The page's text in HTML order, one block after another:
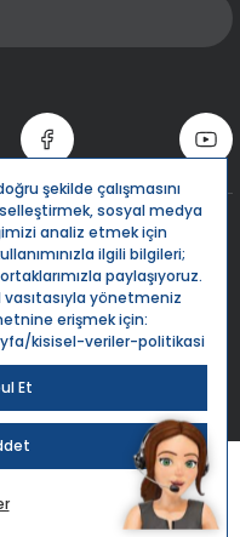
hakları saklıdır.
ile %100 koruma altındadır.
Live Support